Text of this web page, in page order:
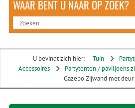
U bevindt zich hier: Tuin
Accessoires
Partytenten / paviljoens
Gazebo Zijwand met deur